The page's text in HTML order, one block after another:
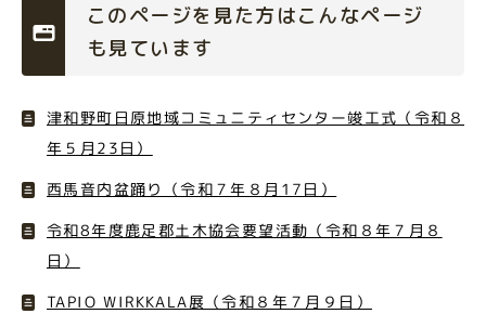
このページを見た方はこんなページ
も見ています
津和野町日原地域コミュニティセンター竣工式（令和８
年５月23日）
西馬音内盆踊り（令和７年８月17日）
令和8年度鹿足郡土木協会要望活動（令和８年７月８
日）
TAPIO WIRKKALA展（令和８年７月９日）